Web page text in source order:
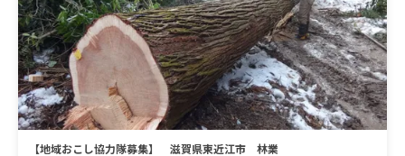
【地域おこし協力隊募集】 滋賀県東近江市 林業